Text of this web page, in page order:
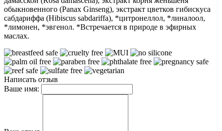
обыкновенного (Panax Ginseng), экстракт цветков гибискуса
сабдариффа (Hibiscus sabdariffa), *цитронеллол, *линалоол,
*лимонен, *эвгенол. *Встречается в природе в эфирных
маслах.
Написать отзыв
Ваше имя: